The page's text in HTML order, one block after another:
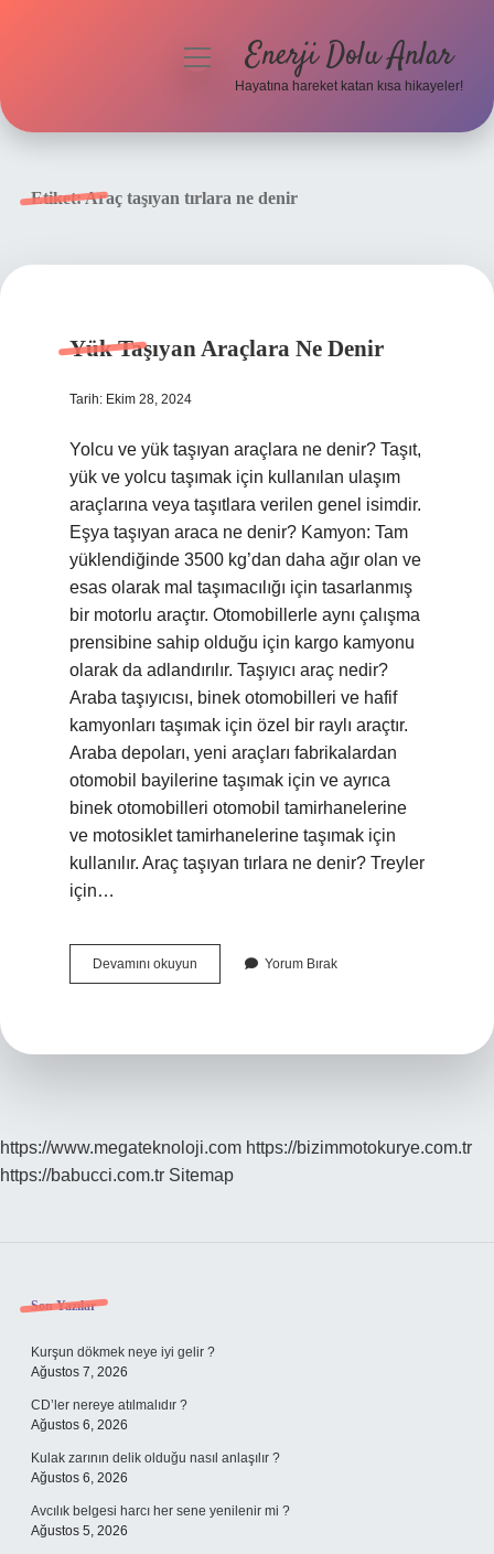
menüyüEnerji Dolu Anlar
Hayatına hareket katan kısa hikayeler!
Etiket:Araç taşıyan tırlara ne denir
Yük Taşıyan Araçlara Ne Denir
Tarih: Ekim 28, 2024
Yolcu ve yük taşıyan araçlara ne denir? Taşıt,
yük ve yolcu taşımak için kullanılan ulaşım
araçlarına veya taşıtlara verilen genel isimdir.
Eşya taşıyan araca ne denir? Kamyon: Tam
yüklendiğinde 3500 kg’dan daha ağır olan ve
esas olarak mal taşımacılığı için tasarlanmış
bir motorlu araçtır. Otomobillerle aynı çalışma
prensibine sahip olduğu için kargo kamyonu
olarak da adlandırılır. Taşıyıcı araç nedir?
Araba taşıyıcısı, binek otomobilleri ve hafif
kamyonları taşımak için özel bir raylı araçtır.
Araba depoları, yeni araçları fabrikalardan
otomobil bayilerine taşımak için ve ayrıca
binek otomobilleri otomobil tamirhanelerine
ve motosiklet tamirhanelerine taşımak için
kullanılır. Araç taşıyan tırlara ne denir? Treyler
için…
Devamını okuyun
Taşıyan
Yorum Bırak
https://www.megateknoloji.com https://bizimmotokurye.com.tr
https://babucci.com.tr Sitemap
Sidebar
Son Yazılar
Kurşun dökmek neye iyi gelir ?
Ağustos 7, 2026
CD’ler nereye atılmalıdır ?
Ağustos 6, 2026
Kulak zarının delik olduğu nasıl anlaşılır ?
Ağustos 6, 2026
Avcılık belgesi harcı her sene yenilenir mi ?
Ağustos 5, 2026